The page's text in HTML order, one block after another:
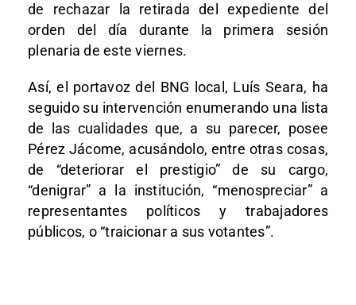
de rechazar la retirada del expediente del
orden del día durante la primera sesión
plenaria de este viernes.
Así, el portavoz del BNG local, Luís Seara, ha
seguido su intervención enumerando una lista
de las cualidades que, a su parecer, posee
Pérez Jácome, acusándolo, entre otras cosas,
de “deteriorar el prestigio” de su cargo,
“denigrar” a la institución, “menospreciar” a
representantes políticos y trabajadores
públicos, o “traicionar a sus votantes”.